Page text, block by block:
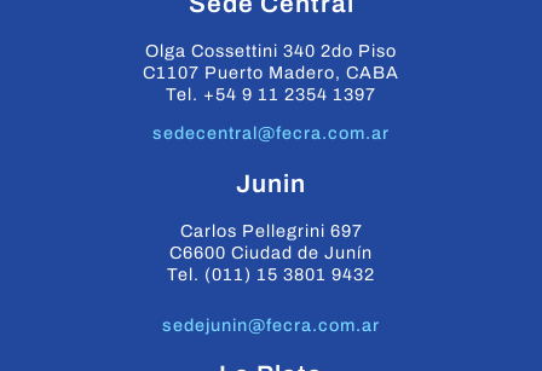
Olga Cossettini 340 2do Piso
C1107 Puerto Madero, CABA
Tel. +54 9 11 2354 1397
sedecentral@fecra.com.ar
Junin
Carlos Pellegrini 697
C6600 Ciudad de Junín
Tel. (011) 15 3801 9432
sedejunin@fecra.com.ar